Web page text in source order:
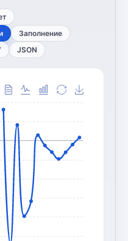
Заполнение
JSON